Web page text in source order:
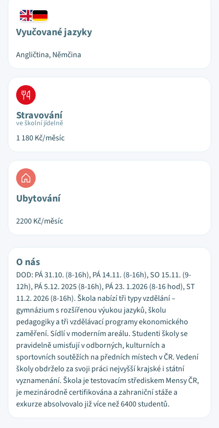
Vyučované jazyky
Angličtina, Němčina
Stravování
ve školní jídelně
1 180Kč/měsíc
Ubytování
2200Kč/měsíc
O nás
DOD: PÁ 31.10. (8-16h), PÁ 14.11. (8-16h), SO 15.11. (9-
12h), PÁ 5.12. 2025 (8-16h), PÁ 23. 1.2026 (8-16 hod), ST
11.2. 2026 (8-16h). Škola nabízí tři typy vzdělání –
gymnázium s rozšířenou výukou jazyků, školu
pedagogiky a tři vzdělávací programy ekonomického
zaměření. Sídlí v moderním areálu. Studenti školy se
pravidelně umisťují v odborných, kulturních a
sportovních soutěžích na předních místech v ČR. Vedení
školy obdrželo za svoji práci nejvyšší krajské i státní
vyznamenání. Škola je testovacím střediskem Mensy ČR,
je mezinárodně certifikována a zahraniční stáže a
exkurze absolvovalo již více než 6400 studentů.